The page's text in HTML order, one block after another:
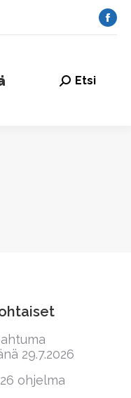
Search:
Etsi
29.7.2026
ohjelma
Search: